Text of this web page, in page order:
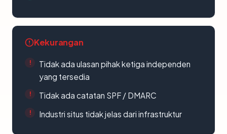
Kekurangan
Tidak ada ulasan pihak ketiga independen
yang tersedia
Tidak ada catatan SPF / DMARC
Industri situs tidak jelas dari infrastruktur